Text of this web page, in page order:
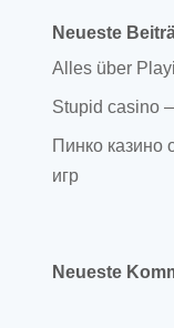
Neueste
Alles über
Stupid casino
Пинко казино
игр
Neueste